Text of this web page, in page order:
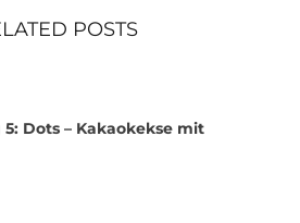
POSTS
Dots – Kakaokekse mit